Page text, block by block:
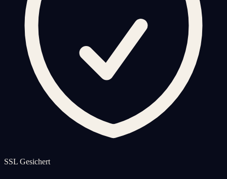
SSL Gesichert